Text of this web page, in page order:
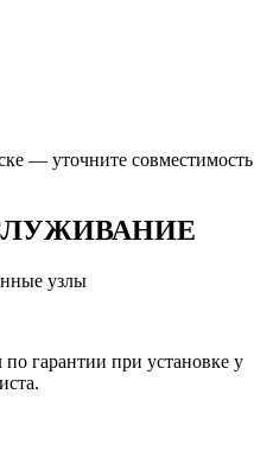
— уточните совместимость
узлы
гарантии при установке у